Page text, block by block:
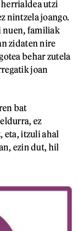
utzi
nintzela joango.
nuen, familiak
zidaten nire
behar zutela
joan
bat
ez
eta, itzuli ahal
ezin dut, hil